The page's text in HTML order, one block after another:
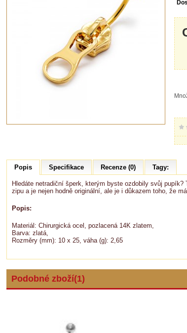
Popis Specifikace Recenze (0) Tagy:
Hledáte netradiční šperk, kterým byste ozdobily svůj
zipu a je nejen hodně originální, ale je i důkazem toho, že
Popis:
Materiál: Chirurgická ocel, pozlacená 14K zlatem,
Barva: zlatá,
Rozměry (mm): 10 x 25, váha (g): 2,65
Podobné zboží(1)